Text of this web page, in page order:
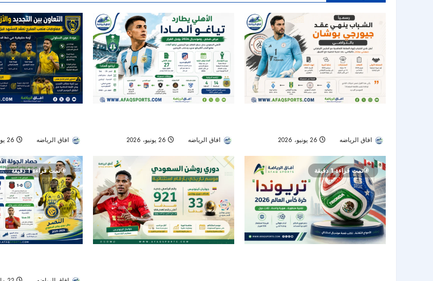
افاق الرياضه افاق الرياضه افاق الرياضه
تمت قراءة 1 دقيقة تمت قراءة 1 دقيقة